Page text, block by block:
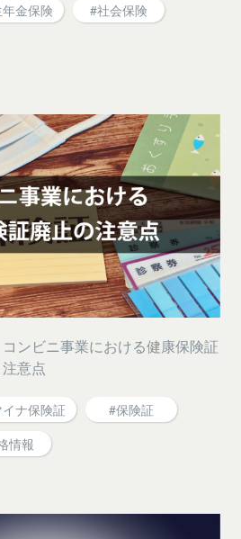
金保険
#社会保険
ンビニ事業における健康保険証
意点
ナ保険証
#保険証
情報